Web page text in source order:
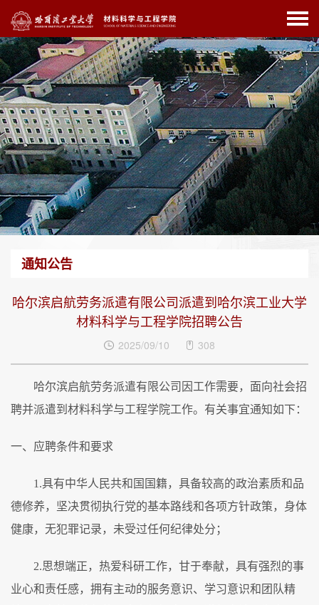
通知公告
哈尔滨启航劳务派遣有限公司派遣到哈尔滨工业大学
材料科学与工程学院招聘公告
2025/09/10 308
哈尔滨启航劳务派遣有限公司因工作需要，面向社会招
聘并派遣到材料科学与工程学院工作。有关事宜通知如下：
一、应聘条件和要求
1.具有中华人民共和国国籍，具备较高的政治素质和品
德修养，坚决贯彻执行党的基本路线和各项方针政策，身体
健康，无犯罪记录，未受过任何纪律处分；
2.思想端正，热爱科研工作，甘于奉献，具有强烈的事
业心和责任感，拥有主动的服务意识、学习意识和团队精